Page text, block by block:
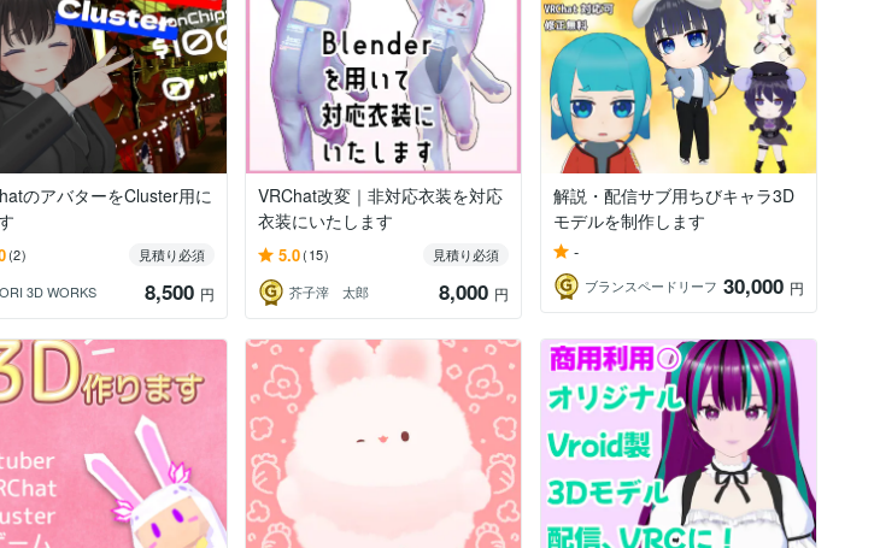
のアバターをCluster用に
(2)
見積り必須
3D WORKS
8,500 円
VRChat改変｜非対応衣装を対応
衣装にいたします
5.0(15)
見積り必須
芥子滓 太郎
8,000 円
解説・配信サブ用ちびキャラ3D
モデルを制作します
-
ブランスペードリーフ 30,000 円